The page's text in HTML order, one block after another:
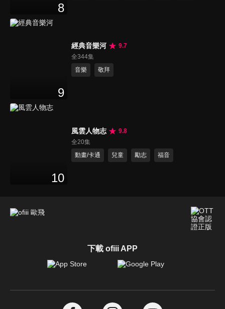
8
9
經典音樂河
9.7
全344集
音樂
敬拜
10
風雲人物志
9.8
全20集
動畫/卡通
兒童 勵志 福音
下載 ofiii APP